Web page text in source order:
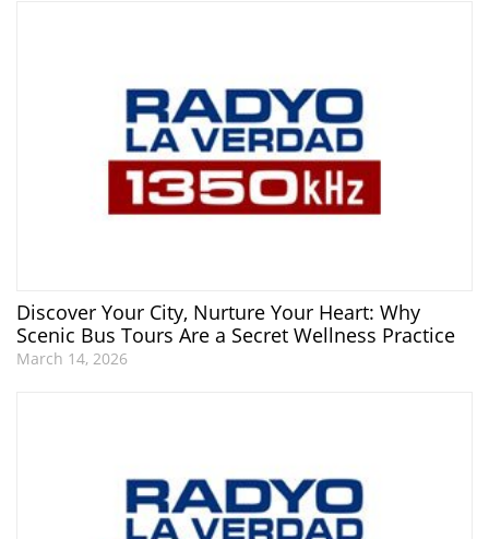
Discover Your City, Nurture Your Heart: Why
Scenic Bus Tours Are a Secret Wellness Practice
March 14, 2026